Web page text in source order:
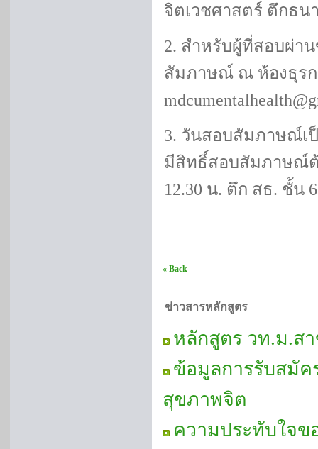
จิตเวชศาสตร์ ตึกธน
2. สำหรับผู้ที่สอบผ่า
สัมภาษณ์ ณ ห้องธุรก
3. วันสอบสัมภาษณ์เ
มีสิทธิ์สอบสัมภาษณ์ต้
12.30 น. ตึก สธ. ชั้น
« Back
ข่าวสารหลักสูตร
หลักสูตร วท.ม.ส
ข้อมูลการรับสมั
สุขภาพจิต
ความประทับใจ